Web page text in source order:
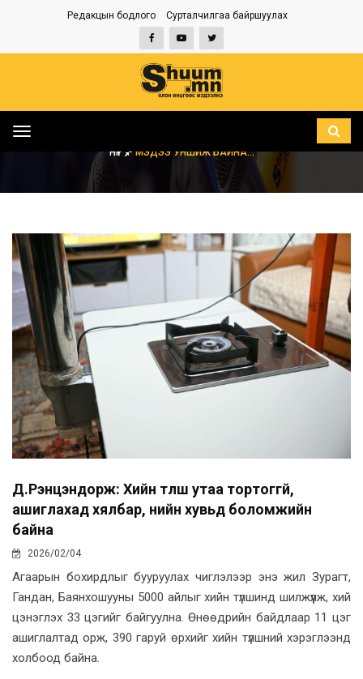
Редакцын бодлого Сурталчилгаа байршуулах
Toggle
НҮҮР МЭДЭЭ УНШИЖ БАЙНА...
Д.Рэнцэндорж: Хийн түлш утаа тортоггүй,
ашиглахад хялбар, үнийн хувьд боломжийн
байна
2026/02/04
Агаарын бохирдлыг бууруулах чиглэлээр энэ жил Зурагт,
Гандан, Баянхошууны 5000 айлыг хийн түлшинд шилжүүлж, хий
цэнэглэх 33 цэгийг байгуулна. Өнөөдрийн байдлаар 11 цэг
ашиглалтад орж, 390 гаруй өрхийг хийн түлшний хэрэглээнд
холбоод байна.